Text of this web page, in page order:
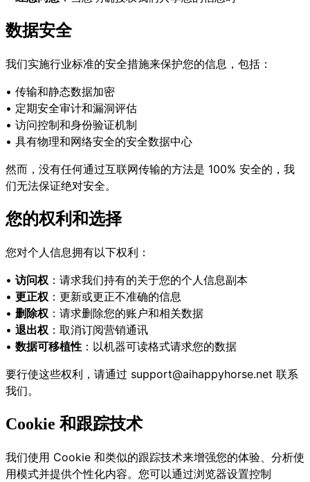
数据安全
我们实施行业标准的安全措施来保护您的信息，包括：
• 传输和静态数据加密
• 定期安全审计和漏洞评估
• 访问控制和身份验证机制
• 具有物理和网络安全的安全数据中心
然而，没有任何通过互联网传输的方法是 100% 安全的，我
们无法保证绝对安全。
您的权利和选择
您对个人信息拥有以下权利：
• 访问权 ：请求我们持有的关于您的个人信息副本
• 更正权 ：更新或更正不准确的信息
• 删除权 ：请求删除您的账户和相关数据
• 退出权 ：取消订阅营销通讯
• 数据可移植性 ：以机器可读格式请求您的数据
要行使这些权利，请通过 support@aihappyhorse.net 联系
我们。
Cookie 和跟踪技术
我们使用 Cookie 和类似的跟踪技术来增强您的体验、分析使
用模式并提供个性化内容。您可以通过浏览器设置控制